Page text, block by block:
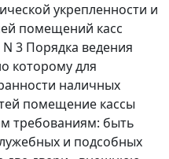
укрепленности и
помещений касс
3 Порядка ведения
которому для
наличных
помещение кассы
требованиям: быть
и подсобных